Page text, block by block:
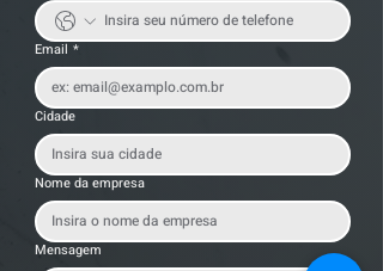
Email *
Cidade
Nome da empresa
Mensagem